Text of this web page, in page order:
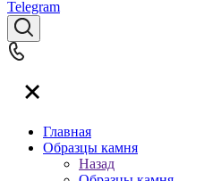
Telegram
Главная
Образцы камня
Назад